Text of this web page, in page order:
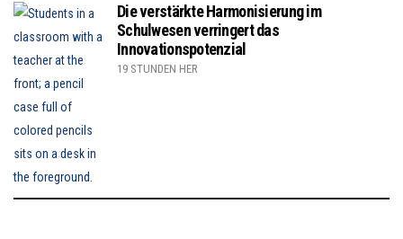
Die verstärkte Harmonisierung im
Schulwesen verringert das
Innovationspotenzial
19 STUNDEN HER